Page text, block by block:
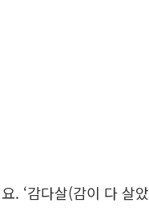
. ‘감다살(감이 다 살